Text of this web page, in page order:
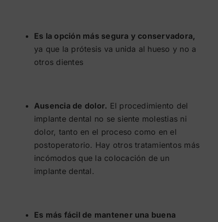
Es la opción más segura y conservadora,
ya que la prótesis va unida al hueso y no a
otros dientes
Ausencia de dolor. El procedimiento del
implante dental no se siente molestias ni
dolor, tanto en el proceso como en el
postoperatorio. Hay otros tratamientos más
incómodos que la colocación de un
implante dental.
Es más fácil de mantener una buena